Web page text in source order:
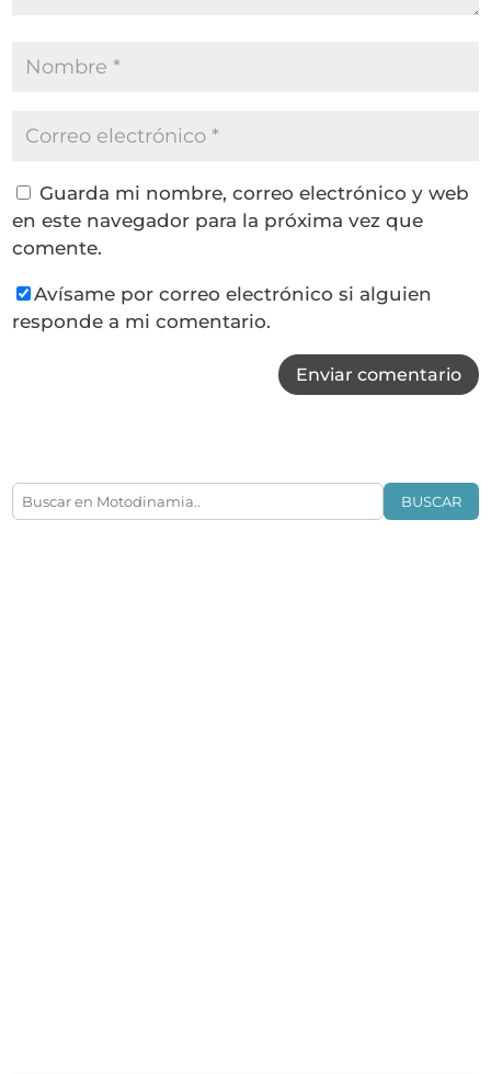
Guarda mi nombre, correo electrónico y web
en este navegador para la próxima vez que
comente.
Avísame por correo electrónico si alguien
responde a mi comentario.
Enviar comentario
BUSCAR